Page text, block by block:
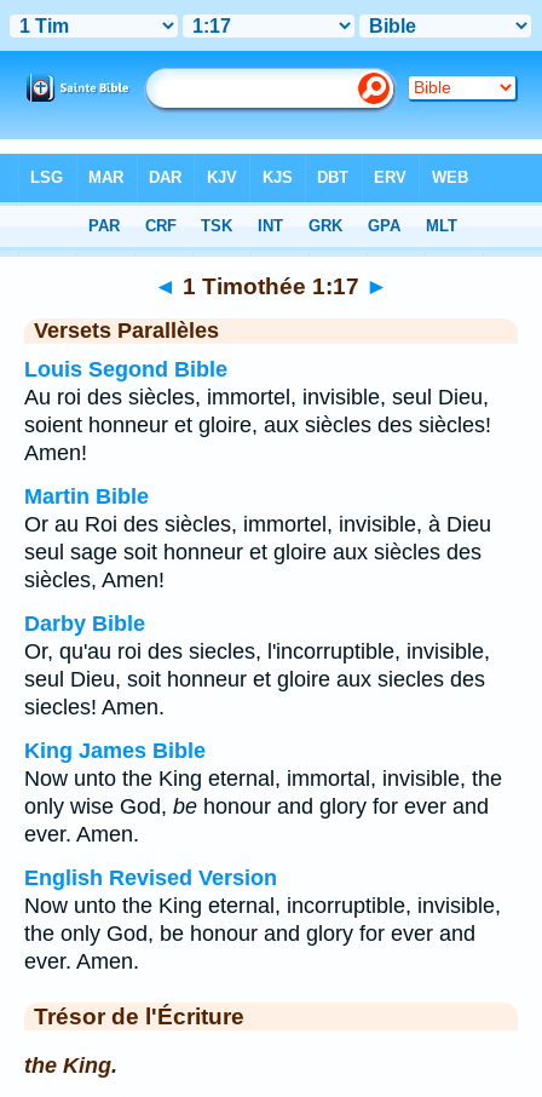
Chapitre 1 > Verset 17
◄ 1 Timothée 1:17 ►
Versets Parallèles
Louis Segond Bible
Au roi des siècles, immortel, invisible, seul Dieu,
soient honneur et gloire, aux siècles des siècles!
Amen!
Martin Bible
Or au Roi des siècles, immortel, invisible, à Dieu
seul sage soit honneur et gloire aux siècles des
siècles, Amen!
Darby Bible
Or, qu'au roi des siecles, l'incorruptible, invisible,
seul Dieu, soit honneur et gloire aux siecles des
siecles! Amen.
King James Bible
Now unto the King eternal, immortal, invisible, the
only wise God, be honour and glory for ever and
ever. Amen.
English Revised Version
Now unto the King eternal, incorruptible, invisible,
the only God, be honour and glory for ever and
ever. Amen.
Trésor de l'Écriture
the King.